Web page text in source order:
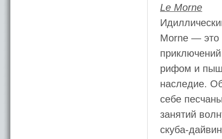
Le Morne
Morne — это
рифом и
наследие.
себе
занятий
скуба-